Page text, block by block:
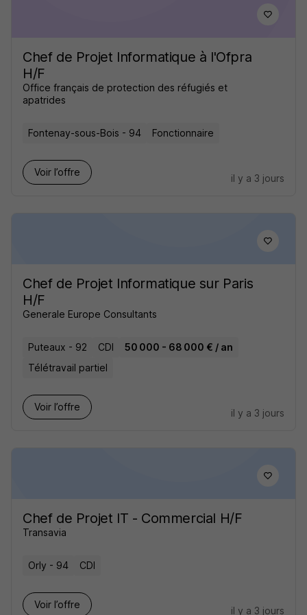
Chef de Projet Informatique à l'Ofpra
H/F
Office français de protection des réfugiés et
apatrides
Fontenay-sous-Bois - 94 Fonctionnaire
Voir l’offre
il y a 3 jours
Chef de Projet Informatique sur Paris
H/F
Generale Europe Consultants
Puteaux - 92 CDI
50 000 - 68 000 € / an
Télétravail partiel
Voir l’offre
il y a 3 jours
Chef de Projet IT - Commercial H/F
Transavia
Orly - 94 CDI
Voir l’offre
il y a 3 jours